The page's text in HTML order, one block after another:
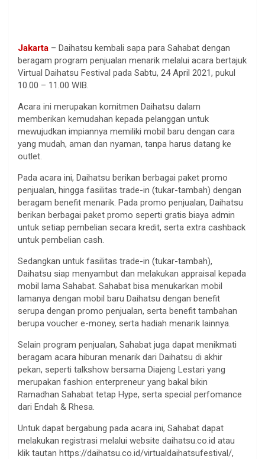
Jakarta – Daihatsu kembali sapa para Sahabat dengan
beragam program penjualan menarik melalui acara bertajuk
Virtual Daihatsu Festival pada Sabtu, 24 April 2021, pukul
10.00 – 11.00 WIB.
Acara ini merupakan komitmen Daihatsu dalam
memberikan kemudahan kepada pelanggan untuk
mewujudkan impiannya memiliki mobil baru dengan cara
yang mudah, aman dan nyaman, tanpa harus datang ke
outlet.
Pada acara ini, Daihatsu berikan berbagai paket promo
penjualan, hingga fasilitas trade-in (tukar-tambah) dengan
beragam benefit menarik. Pada promo penjualan, Daihatsu
berikan berbagai paket promo seperti gratis biaya admin
untuk setiap pembelian secara kredit, serta extra cashback
untuk pembelian cash.
Sedangkan untuk fasilitas trade-in (tukar-tambah),
Daihatsu siap menyambut dan melakukan appraisal kepada
mobil lama Sahabat. Sahabat bisa menukarkan mobil
lamanya dengan mobil baru Daihatsu dengan benefit
serupa dengan promo penjualan, serta benefit tambahan
berupa voucher e-money, serta hadiah menarik lainnya.
Selain program penjualan, Sahabat juga dapat menikmati
beragam acara hiburan menarik dari Daihatsu di akhir
pekan, seperti talkshow bersama Diajeng Lestari yang
merupakan fashion enterpreneur yang bakal bikin
Ramadhan Sahabat tetap Hype, serta special perfomance
dari Endah & Rhesa.
Untuk dapat bergabung pada acara ini, Sahabat dapat
melakukan registrasi melalui website daihatsu.co.id atau
klik tautan https://daihatsu.co.id/virtualdaihatsufestival/,